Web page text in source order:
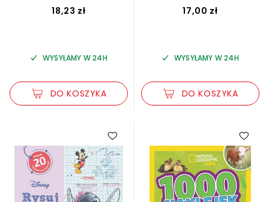
18,23 zł
WYSYŁAMY W 24H
DO KOSZYKA
17,00 zł
WYSYŁAMY W 24H
DO KOSZYKA